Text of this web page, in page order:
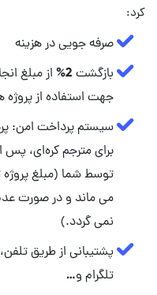
کرد:
صرفه جویی در هزینه
بازگشت 2% از
جهت استفاده از پروژه
سیستم پرداخت امن:
برای مترجم کره‌ای،
توسط شما (مبلغ پروژه
می ماند و در صورت
نمی گردد.)
پشتیبانی از طریق
تلگرام و…